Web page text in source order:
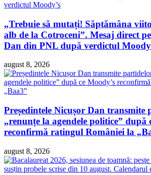
„Trebuie să mutați! Săptămâna
alb de la Cotroceni”. Mesaj direct
Dan din PNL după verdictul
august 8, 2026
Președintele Nicușor Dan transmite
„renunțe la agendele politice” după
reconfirmă ratingul României la
august 8, 2026